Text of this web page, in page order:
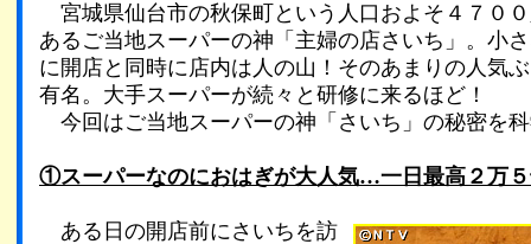
宮城県仙台市の秋保町という人口およそ４７０
あるご当地スーパーの神「主婦の店さいち」。小
に開店と同時に店内は人の山！そのあまりの人気
有名。大手スーパーが続々と研修に来るほど！
今回はご当地スーパーの神「さいち」の秘密を
①スーパーなのにおはぎが大人気…一日最高２万
ある日の開店前にさいちを訪